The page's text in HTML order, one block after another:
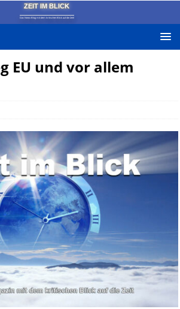
ZEIT IM BLICK
Das News-Blog mit dem kritischen Blick auf die Zeit!
EU und vor allem